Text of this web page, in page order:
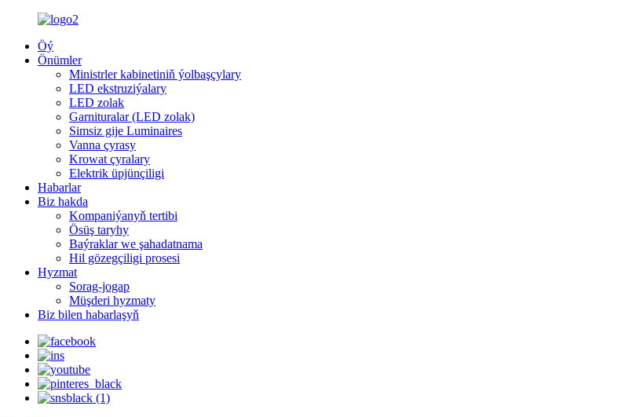
Öý
Önümler
Ministrler kabinetiniň ýolbaşçylary
LED ekstruziýalary
LED zolak
Garnituralar (LED zolak)
Simsiz gije Luminaires
Vanna çyrasy
Krowat çyralary
Elektrik üpjünçiligi
Habarlar
Biz hakda
Kompaniýanyň tertibi
Ösüş taryhy
Baýraklar we şahadatnama
Hil gözegçiligi prosesi
Hyzmat
Sorag-jogap
Müşderi hyzmaty
Biz bilen habarlaşyň